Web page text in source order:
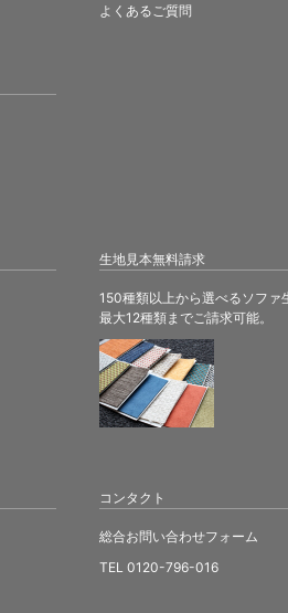
生地見本無料請求
150種類以上から選べるソファ
最大12種類までご請求可能。
よくあるご質問
コンタクト
総合お問い合わせフォーム
TEL 0120-796-016